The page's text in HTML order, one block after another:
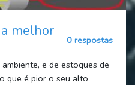
melhor
0 respostas
e de estoques de
que é pior o seu alto